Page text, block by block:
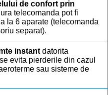
de confort prin
telecomanda pot fi
la 6 aparate (telecomanda
separat).
instant datorita
evita pierderile din cazul
sau sisteme de